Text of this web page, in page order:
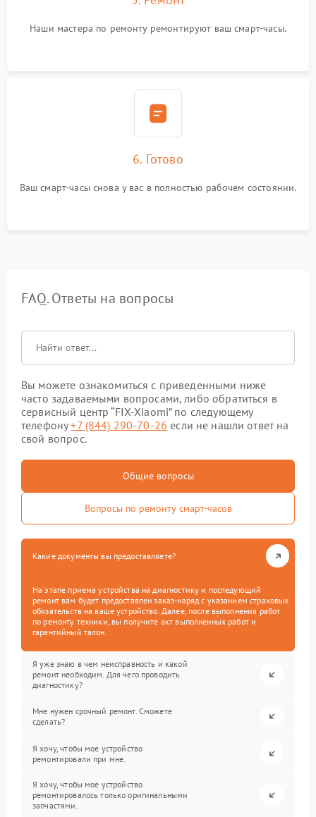
Наши мастера по ремонту ремонтируют ваш смарт-часы.
6. Готово
Ваш смарт-часы снова у вас в полностью рабочем состоянии.
FAQ. Ответы на вопросы
Вы можете ознакомиться с приведенными ниже
часто задаваемыми вопросами, либо обратиться в
сервисный центр “FIX-Xiaomi” по следующему
телефону+7 (844) 290-70-26 если не нашли ответ на
свой вопрос.
Общие вопросы
Вопросы по ремонту смарт-часов
Какие документы вы предоставляете?
На этапе приема устройства на диагностику и последующий
ремонт вам будет предоставлен заказ-наряд с указанием страховых
обязательств на ваше устройство. Далее, после выполнения работ
по ремонту техники, вы получите акт выполненных работ и
гарантийный талон.
Я уже знаю в чем неисправность и какой
ремонт необходим. Для чего проводить
диагностику?
Мне нужен срочный ремонт. Сможете
сделать?
Я хочу, чтобы мое устройство
ремонтировали при мне.
Я хочу, чтобы мое устройство
ремонтировалось только оригинальными
запчастями.